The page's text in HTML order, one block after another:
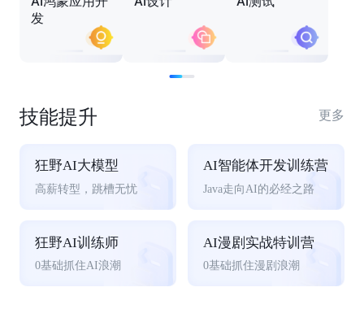
发
技能提升 更多
狂野AI大模型
高薪转型，跳槽无忧
AI智能体开发训练营
Java走向AI的必经之路
狂野AI训练师
0基础抓住AI浪潮
AI漫剧实战特训营
0基础抓住漫剧浪潮